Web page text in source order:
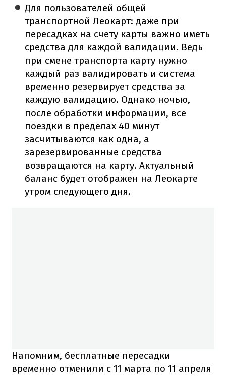
Для пользователей общей
транспортной Леокарт: даже при
пересадках на счету карты важно иметь
средства для каждой валидации. Ведь
при смене транспорта карту нужно
каждый раз валидировать и система
временно резервирует средства за
каждую валидацию. Однако ночью,
после обработки информации, все
поездки в пределах 40 минут
засчитываются как одна, а
зарезервированные средства
возвращаются на карту. Актуальный
баланс будет отображен на Леокарте
утром следующего дня.
Напомним, бесплатные пересадки
временно отменили с 11 марта по 11 апреля